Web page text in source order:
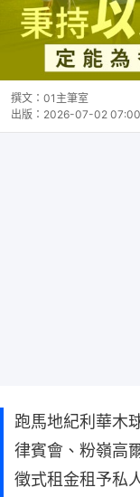
撰文： 01主筆室
出版： 2026-07-02 07:00
跑馬地紀利華木
律賓會、粉嶺高
徵式租金租予私